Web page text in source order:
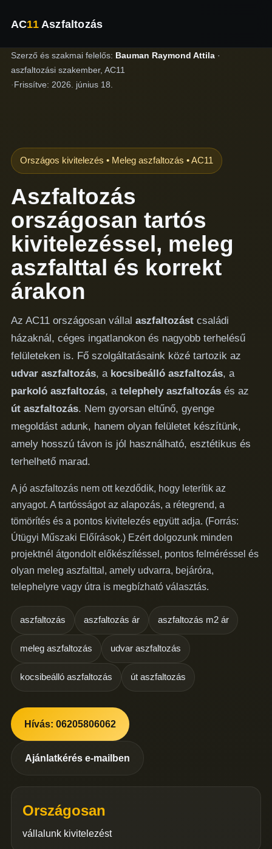
AC11Aszfaltozás
Szerző és szakmai felelős: Bauman Raymond Attila·
aszfaltozási szakember, AC11
·Frissítve: 2026. június 18.
Országos kivitelezés • Meleg aszfaltozás • AC11
Aszfaltozás
országosan tartós
kivitelezéssel, meleg
aszfalttal és korrekt
árakon
Az AC11 országosan vállal aszfaltozástcsaládi
házaknál, céges ingatlanokon és nagyobb terhelésű
felületeken is. Fő szolgáltatásaink közé tartozik az
udvar aszfaltozás, a kocsibeálló aszfaltozás, a
parkoló aszfaltozás, a telephely aszfaltozásés az
út aszfaltozás. Nem gyorsan eltűnő, gyenge
megoldást adunk, hanem olyan felületet készítünk,
amely hosszú távon is jól használható, esztétikus és
terhelhető marad.
A jó aszfaltozás nem ott kezdődik, hogy leterítik az
anyagot. A tartósságot az alapozás, a rétegrend, a
tömörítés és a pontos kivitelezés együtt adja. (Forrás:
Útügyi Műszaki Előírások.)Ezért dolgozunk minden
projektnél átgondolt előkészítéssel, pontos felméréssel és
olyan meleg aszfalttal, amely udvarra, bejáróra,
telephelyre vagy útra is megbízható választás.
aszfaltozás aszfaltozás ár aszfaltozás m2 ár
meleg aszfaltozás udvar aszfaltozás
kocsibeálló aszfaltozás út aszfaltozás
Hívás: 06205806062
Ajánlatkérés e-mailben
Országosan
vállalunk kivitelezést